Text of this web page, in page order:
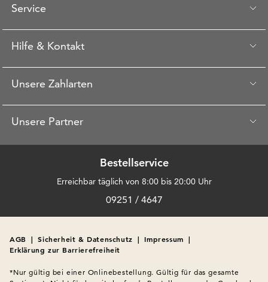
Service
Hilfe & Kontakt
Unsere Zahlarten
Unsere Partner
Bestellservice
Erreichbar täglich von 8:00 bis 20:00 Uhr
09251 / 4647
AGB | Sicherheit & Datenschutz | Impressum |
Erklärung zur Barrierefreiheit
*Nur gültig bei einer Onlinebestellung. Gültig für das gesamte